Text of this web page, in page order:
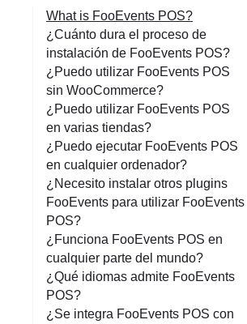
What is FooEvents POS?
¿Cuánto dura el proceso de
instalación de FooEvents POS?
¿Puedo utilizar FooEvents POS
sin WooCommerce?
¿Puedo utilizar FooEvents POS
en varias tiendas?
¿Puedo ejecutar FooEvents POS
en cualquier ordenador?
¿Necesito instalar otros plugins
FooEvents para utilizar FooEvents
POS?
¿Funciona FooEvents POS en
cualquier parte del mundo?
¿Qué idiomas admite FooEvents
POS?
¿Se integra FooEvents POS con